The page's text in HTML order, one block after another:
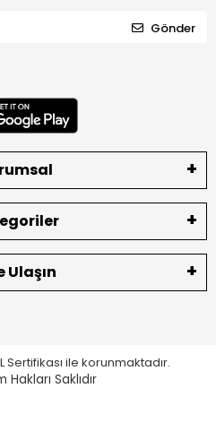
Gönder
Ulaşın
Sertifikası ile korunmaktadır.
Hakları Saklıdır